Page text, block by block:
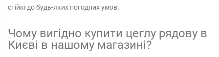
стійкі до будь-яких погодних умов.
Чому вигідно купити цеглу рядову в
Києві в нашому магазині?